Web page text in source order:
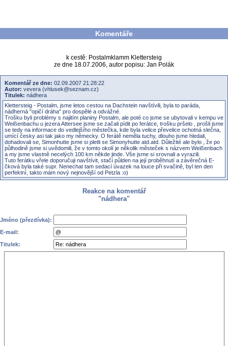
Komentáře
k cestě: Postalmklamm Klettersteig
ze dne 18.07.2006, autor popisu: Jan Polák
Komentář ze dne: 02.09.2007 21:28:22
Autor: vevera (vhlusek@seznam.cz)
Titulek: nádhera
Klettersteig - Postalm, jsme letos cestou na Dachstein navštívili, byla to paráda,
nádherná "opičí dráha" pro dospělé a odvážné.
Trošku byli problémy s najitím planiny Postalm, ale poté co jsme se ubytovali v kempu ve
Weißenbachu u jezera Attersee jsme se začali pídit po ferátce, trošku pršelo , prošli jsme
se tedy na informace do vedlejšího městečka, kde byla velice převelice ochotná slečna,
umící česky asi tak jako my německy. O ferátě neměla tuchy, dlouho jsme hledali,
dohadovali se, Simonhutte jsme si pletli se Simonyhutte atd.atd. Důležité ale bylo , že po
půlhodině jsme si uvědomili, že v tomto okolí je několik městeček s názvem Weißenbach
a my jsme vlastně necelých 100 km někde jinde. Vše jsme si srovnali a vyrazili.
Tuto ferátku vřele doporučuji navštívit, stačí půlden na její proběhnutí a závěrečná E-
čková byla také supr. Nenechat tam sedací úvazek na louce při svačině, byl ten den
perfektní, takto mám nový nejnovější od Petzla :o)
Reakce na komentář
"nádhera"
Jméno (přezdívka):
E-mail:
Titulek: